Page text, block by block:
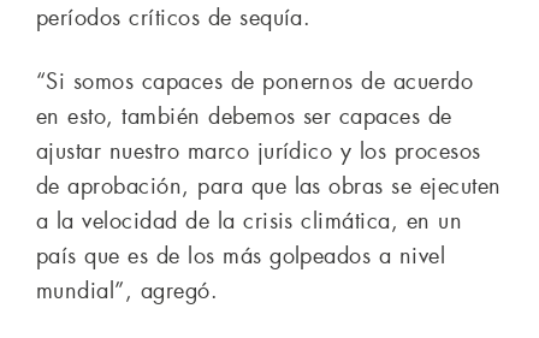
períodos críticos de sequía.
“Si somos capaces de ponernos de acuerdo
en esto, también debemos ser capaces de
ajustar nuestro marco jurídico y los procesos
de aprobación, para que las obras se ejecuten
a la velocidad de la crisis climática, en un
país que es de los más golpeados a nivel
mundial”, agregó.